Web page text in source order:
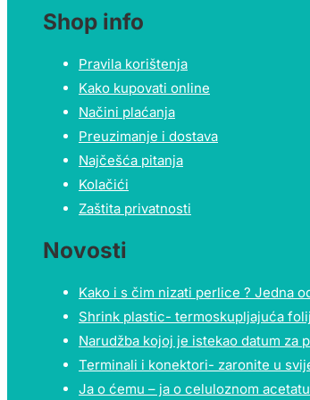
Shop info
Pravila korištenja
Kako kupovati online
Načini plaćanja
Preuzimanje i dostava
Najčešća pitanja
Kolačići
Zaštita privatnosti
Novosti
Kako i s čim nizati perlice ? Jedna
Shrink plastic- termoskupljajuća
Narudžba kojoj je istekao datum za
Terminali i konektori- zaronite u
Ja o ćemu – ja o celuloznom